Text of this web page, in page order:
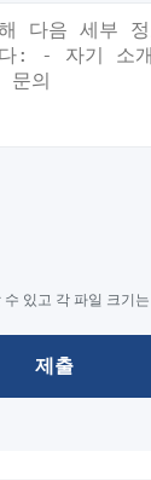
있고 각 파일 크기
제출